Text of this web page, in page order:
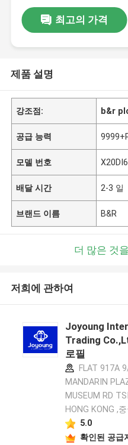
최고의 가격
제품 설명
강조점: b&r
공급 능력
모델 번호
배달 시간 2-3 일
브랜드 이름 B&R
더 많은 것
저희에 관하여
Joyoung
Trading
로필
FLAT 917A
MANDARIN
MUSEUM RD
HONG KONG ,
5.0
확인된 공급